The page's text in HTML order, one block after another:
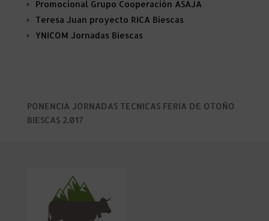
Promocional Grupo Cooperación ASAJA
Teresa Juan proyecto RICA Biescas
YNICOM Jornadas Biescas
PONENCIA JORNADAS TECNICAS FERIA DE OTOÑO
BIESCAS 2.017